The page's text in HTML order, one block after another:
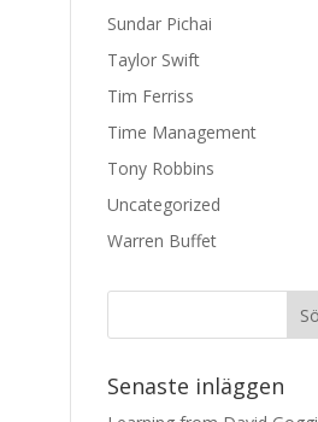
Sundar Pichai
Taylor Swift
Tim Ferriss
Time Management
Tony Robbins
Uncategorized
Warren Buffet
Senaste inläggen